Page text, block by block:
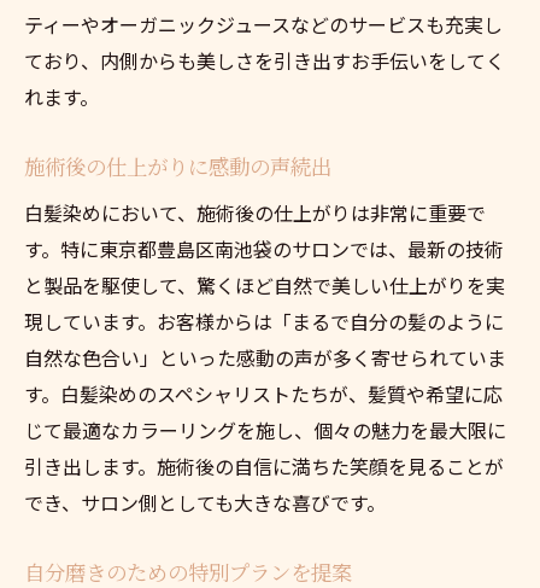
ティーやオーガニックジュースなどのサービスも充実し
ており、内側からも美しさを引き出すお手伝いをしてく
れます。
施術後の仕上がりに感動の声続出
白髪染めにおいて、施術後の仕上がりは非常に重要で
す。特に東京都豊島区南池袋のサロンでは、最新の技術
と製品を駆使して、驚くほど自然で美しい仕上がりを実
現しています。お客様からは「まるで自分の髪のように
自然な色合い」といった感動の声が多く寄せられていま
す。白髪染めのスペシャリストたちが、髪質や希望に応
じて最適なカラーリングを施し、個々の魅力を最大限に
引き出します。施術後の自信に満ちた笑顔を見ることが
でき、サロン側としても大きな喜びです。
自分磨きのための特別プランを提案